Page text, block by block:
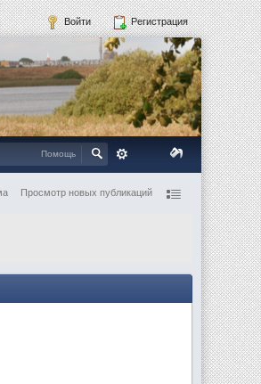
Войти Регистрация
Помощь
Просмотр новых публикаций